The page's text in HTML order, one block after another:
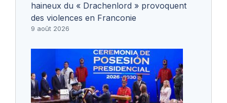
haineux du « Drachenlord » provoquent
des violences en Franconie
9 août 2026